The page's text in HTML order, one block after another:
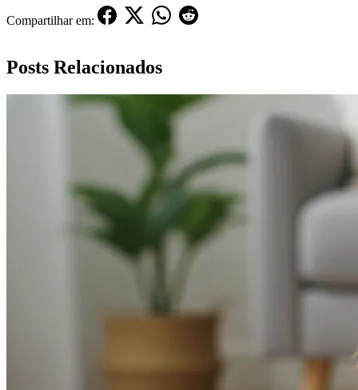
Compartilhar em:
Posts Relacionados